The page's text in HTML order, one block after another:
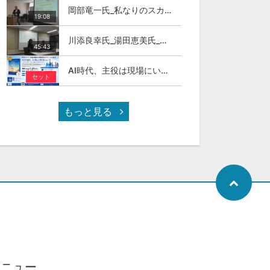
19:08
岡部竜一氏_私なりのスカイカラ―人材
45:43
川添良幸氏_湯田恵美氏_トモダチトーク_第11回伊達な大学院セミナー
セット
AI時代、主役は現場にいる ～スカイカラーという新しい社会のかたち～
もっと見る
ニュー